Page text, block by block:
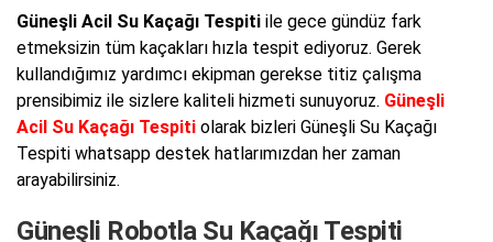
Güneşli Acil Su Kaçağı Tespiti ile gece gündüz fark
etmeksizin tüm kaçakları hızla tespit ediyoruz. Gerek
kullandığımız yardımcı ekipman gerekse titiz çalışma
prensibimiz ile sizlere kaliteli hizmeti sunuyoruz. Güneşli
Acil Su Kaçağı Tespiti olarak bizleri Güneşli Su Kaçağı
Tespiti whatsapp destek hatlarımızdan her zaman
arayabilirsiniz.
Güneşli Robotla Su Kaçağı Tespiti